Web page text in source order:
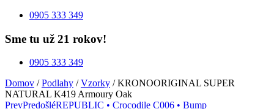
0905 333 349
Sme tu už 21 rokov!
0905 333 349
Domov /Podlahy /Vzorky / KRONOORIGINAL SUPER
NATURAL K419 Armoury Oak
PrevPredošléREPUBLIC • Crocodile C006 • Bump